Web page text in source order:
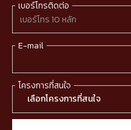
เบอร์โทรติดต่อ
E-mail
โครงการที่สนใจ